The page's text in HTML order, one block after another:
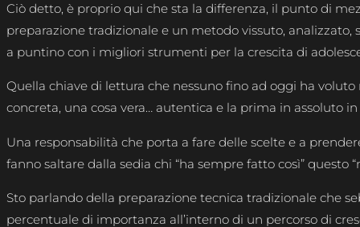
Ciò detto, è proprio qui che sta la differenza, il punto di
preparazione tradizionale e un metodo vissuto, analizzato,
a puntino con i migliori strumenti per la crescita di
Quella chiave di lettura che nessuno fino ad oggi ha voluto
concreta, una cosa vera… autentica e la prima in assoluto in
Una responsabilità che porta a fare delle scelte e a
fanno saltare dalla sedia chi “ha sempre fatto così” questo
Sto parlando della preparazione tecnica tradizionale che
percentuale di importanza all’interno di un percorso di